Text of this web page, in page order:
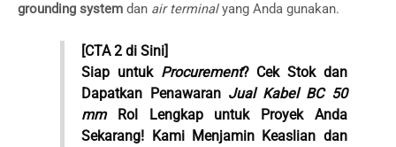
grounding system dan air terminalyang Anda gunakan.
[CTA 2 di Sini]
Siap untuk Procurement? Cek Stok dan
Dapatkan Penawaran Jual Kabel BC 50
mmRol Lengkap untuk Proyek Anda
Sekarang! Kami Menjamin Keaslian dan